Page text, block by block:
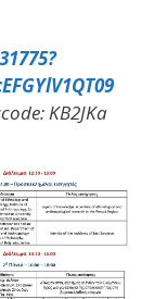
KB2JKa